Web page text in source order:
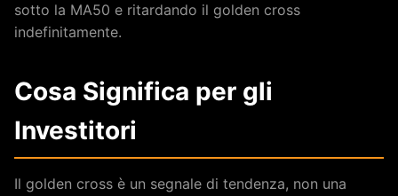
sotto la MA50 e ritardando il golden cross
indefinitamente.
Cosa Significa per gli
Investitori
Il golden cross è un segnale di tendenza, non una